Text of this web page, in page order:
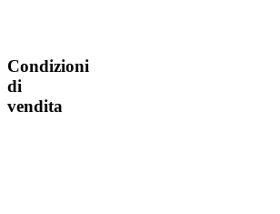
Condizioni
di
vendita